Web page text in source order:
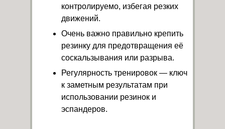
контролируемо, избегая резких
движений.
Очень важно правильно крепить
резинку для предотвращения её
соскальзывания или разрыва.
Регулярность тренировок — ключ
к заметным результатам при
использовании резинок и
эспандеров.